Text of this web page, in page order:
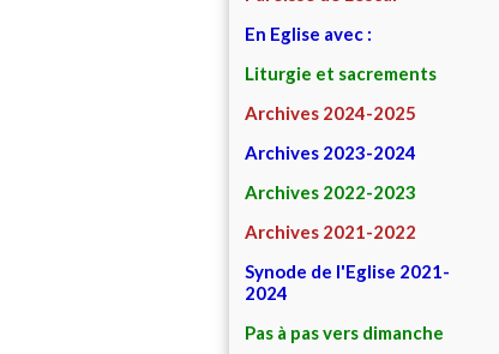
En Eglise avec :
Liturgie et sacrements
Archives 2024-2025
Archives 2023-2024
Archives 2022-2023
Archives 2021-2022
Synode de l'Eglise 2021-
2024
Pas à pas vers dimanche